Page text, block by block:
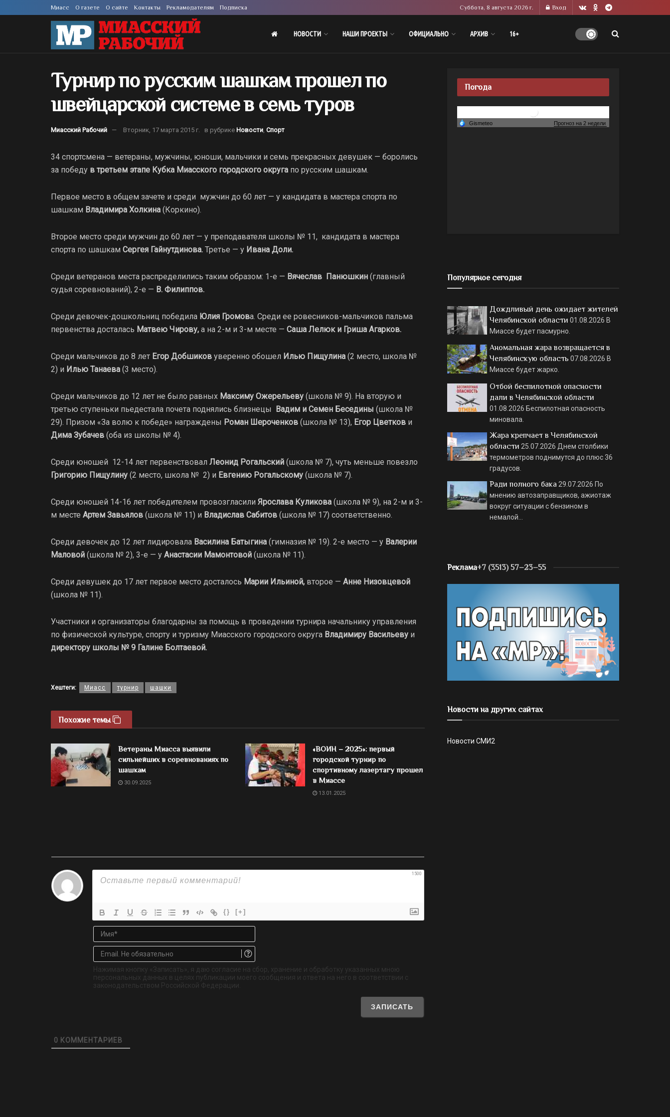
Миасс О газете О сайте Контакты Рекламодателям Подписка Суббота, 8 августа 2026 г. Вход
НОВОСТИ НАШИ ПРОЕКТЫ ОФИЦИАЛЬНО АРХИВ 16+
Турнир по русским шашкам прошел по
швейцарской системе в семь туров
Миасский Рабочий Вторник, 17 марта 2015 г. в рубрике Новости Спорт
34 спортсмена — ветераны, мужчины, юноши, мальчики и семь прекрасных девушек — боролись
за победу в третьем этапе Кубка Миасского городского округа по русским шашкам.
Первое место в общем зачете и среди мужчин до 60 лет — у кандидата в мастера спорта по
шашкам Владимира Холкина (Коркино).
Второе место среди мужчин до 60 лет — у преподавателя школы № 11, кандидата в мастера
спорта по шашкам Сергея Гайнутдинова. Третье — у Ивана Доли.
Среди ветеранов места распределились таким образом: 1-е — Вячеслав Панюшкин (главный
судья соревнований), 2-е — В. Филиппов.
Среди девочек-дошкольниц победила Юлия Громова. Среди ее ровесников-мальчиков пальма
первенства досталась Матвею Чирову, а на 2-м и 3-м месте — Саша Лелюк и Гриша Агарков.
Среди мальчиков до 8 лет Егор Добшиков уверенно обошел Илью Пищулина (2 место, школа №
2) и Илью Танаева (3 место).
Среди мальчиков до 12 лет не было равных Максиму Ожерельеву (школа № 9). На вторую и
третью ступеньки пьедестала почета поднялись близнецы
Вадим и Семен Беседины (школа №
29). Призом «За волю к победе» награждены Роман Шероченков (школа № 13), Егор Цветков и
Дима Зубачев (оба из школы № 4).
Среди юношей 12-14 лет первенствовал Леонид Рогальский (школа № 7), чуть меньше повезло
Григорию Пищулину (2 место, школа № 2) и Евгению Рогальскому (школа № 7).
Среди юношей 14-16 лет победителем провозгласили Ярослава Куликова (школа № 9), на 2-м и 3-
м месте Артем Завьялов (школа № 11) и Владислав Сабитов (школа № 17) соответственно.
Среди девочек до 12 лет лидировала Василина Батыгина (гимназия № 19). 2-е место — у Валерии
Маловой (школа № 2), 3-е — у Анастасии Мамонтовой (школа № 11).
Среди девушек до 17 лет первое место досталось Марии Ильиной, второе — Анне Низовцевой
(школа № 11).
Участники и организаторы благодарны за помощь в проведении турнира начальнику управления
по физической культуре, спорту и туризму Миасского городского округа Владимиру Васильеву и
директору школы № 9 Галине Болтаевой.
Хештеги: Миасс турнир шашки
Похожие темы
Ветераны Миасса выявили
сильнейших в соревнованиях по
шашкам
30.09.2025
«ВОИН – 2025»: первый
городской турнир по
спортивному лазертагу прошел
в Миассе
13.01.2025
1500
{} [+]
Имя*
Email.
обязательно
Нажимая кнопку «Записать», я даю согласие на сбор, хранение и обработку указанных мною
персональных данных в целях публикации моего сообщения и ответа на него в соответствии с
законодательством Российской Федерации.
0 КОММЕНТАРИЕВ
Погода
Популярное сегодня
Дождливый день ожидает жителей
Челябинской области 01.08.2026 В
Миассе будет пасмурно.
Аномальная жара возвращается в
Челябинскую область 07.08.2026 В
Миассе будет жарко.
Отбой беспилотной опасности
дали в Челябинской области
01.08.2026 Беспилотная опасность
миновала.
Жара крепчает в Челябинской
области 25.07.2026 Днем столбики
термометров поднимутся до плюс 36
градусов.
Ради полного бака 29.07.2026 По
мнению автозаправщиков, ажиотаж
вокруг ситуации с бензином в
немалой…
Реклама+7 (3513) 57–23–55
Новости на других сайтах
Новости СМИ2